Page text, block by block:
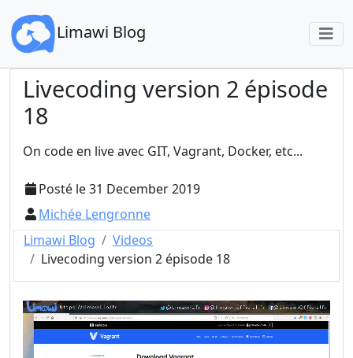
Limawi Blog
Livecoding version 2 épisode
18
On code en live avec GIT, Vagrant, Docker, etc...
Posté le31 December 2019
Michée Lengronne
Limawi Blog
Videos
Livecoding version 2 épisode 18